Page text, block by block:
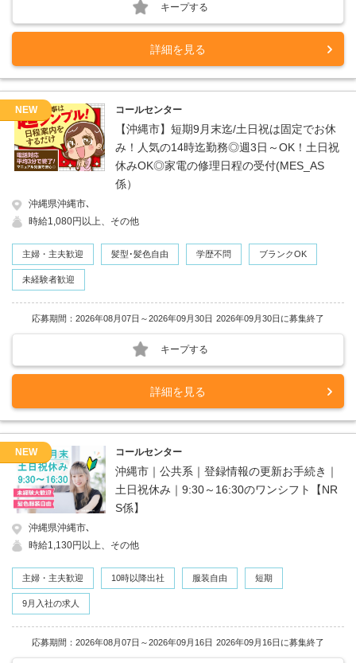
キープする
詳細を見る
NEW コールセンター
【沖縄市】短期9月末迄/土日祝は固定でお休
み！人気の14時迄勤務◎週3日～OK！土日祝
休みOK◎家電の修理日程の受付(MES_AS
係）
沖縄県沖縄市､
時給1,080円以上、その他
主婦・主夫歓迎 髪型･髪色自由 学歴不問 ブランクOK
未経験者歓迎
応募期間：2026年08月07日～2026年09月30日 2026年09月30日に募集終了
キープする
詳細を見る
NEW コールセンター
沖縄市｜公共系｜登録情報の更新お手続き｜
土日祝休み｜9:30～16:30のワンシフト【NR
S係】
沖縄県沖縄市､
時給1,130円以上、その他
主婦・主夫歓迎 10時以降出社 服装自由 短期
9月入社の求人
応募期間：2026年08月07日～2026年09月16日 2026年09月16日に募集終了